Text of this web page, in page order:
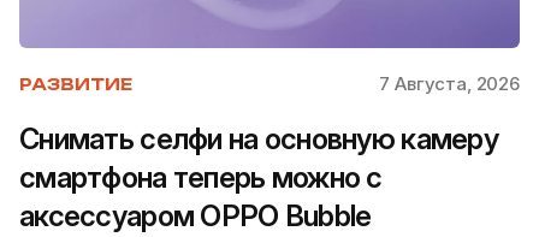
РАЗВИТИЕ 7 Августа, 2026
Снимать селфи на основную камеру
смартфона теперь можно с
аксессуаром OPPO Bubble